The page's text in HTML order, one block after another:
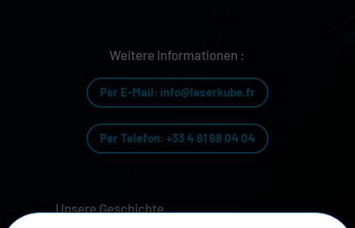
Weitere Informationen :
Per E-Mail: info@laserkube.fr
Per Telefon: +33 4 81 68 04 04
Unsere Geschichte